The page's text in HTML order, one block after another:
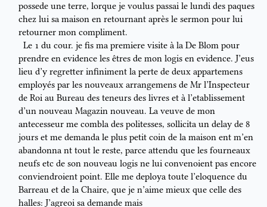
possede une terre, lorque je voulus passai le lundi des paques
chez lui sa maison en retournant après le sermon pour lui
retourner mon compliment.
Le 1 du cour. je fis ma premiere visite à la DeBlom pour
prendre en evidence les êtres de mon logis en evidence. J’eus
lieu d’y regretter infiniment la perte de deux appartemens
employés par les nouveaux arrangemens de Mr l’Inspecteur
de Roi au Bureau des teneurs des livres et à l’etablissement
d’un nouveau Magazin nouveau. La veuve de mon
antecesseur me combla des politesses, sollicita un delay de 8
jours et me demanda le plus petit coin de la maison ent m’en
abandonna nt tout le reste, parce attendu que les fourneaux
neufs etc de son nouveau logis ne lui convenoient pas encore
conviendroient point. Elle me deploya toute l’eloquence du
Barreau et de la Chaire, que je n’aime mieux que celle des
halles: J’agreoi sa demande mais